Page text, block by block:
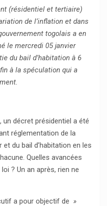
(résidentiel et tertiaire)
de l’inflation et dans
togolais a en
le mercredi 05 janvier
du bail d’habitation à 6
à la spéculation qui a
décret présidentiel a été
réglementation de la
du bail d’habitation en les
Quelles avancées
? Un an après, rien ne
a pour objectif de »